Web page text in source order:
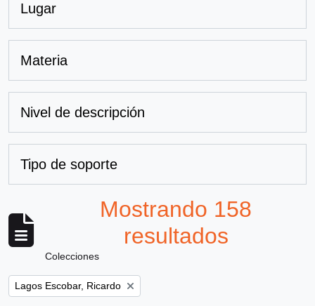
Lugar
Materia
Nivel de descripción
Tipo de soporte
Mostrando 158
resultados
Colecciones
Remove filter:
Lagos Escobar, Ricardo